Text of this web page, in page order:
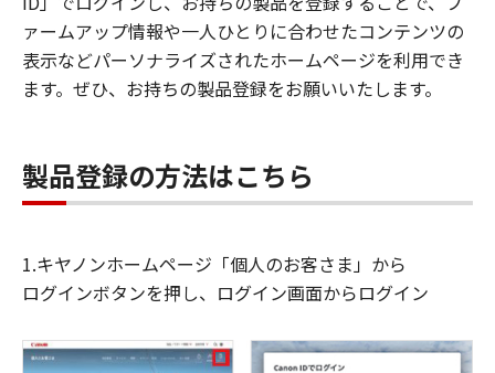
ァームアップ情報や一人ひとりに合わせたコンテンツの
表示などパーソナライズされたホームページを利用でき
ます。ぜひ、お持ちの製品登録をお願いいたします。
製品登録の方法はこちら
1.キヤノンホームページ「個人のお客さま」から
ログインボタンを押し、ログイン画面からログイン